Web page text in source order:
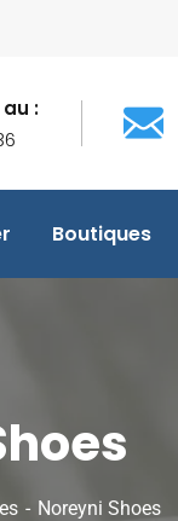
:
Boutiques
Noreyni Shoes